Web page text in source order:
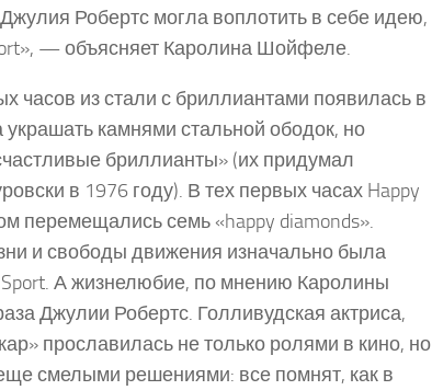
Робертс могла воплотить в себе идею,
— объясняет Каролина Шойфеле.
часов из стали с бриллиантами появилась в
украшать камнями стальной ободок, но
бриллианты» (их придумал
в 1976 году). В тех первых часах Happy
перемещались семь «happy diamonds».
и свободы движения изначально была
А жизнелюбие, по мнению Каролины
Джулии Робертс. Голливудская актриса,
прославилась не только ролями в кино, но
смелыми решениями: все помнят, как в